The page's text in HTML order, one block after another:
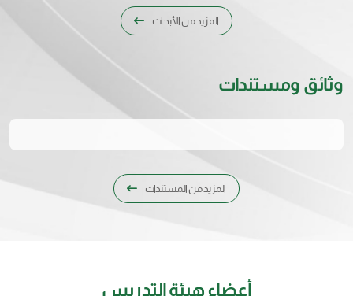
المزيد من الأبحاث
وثائق ومستندات
المزيد من المستندات
أعضاء هيئة التدريس